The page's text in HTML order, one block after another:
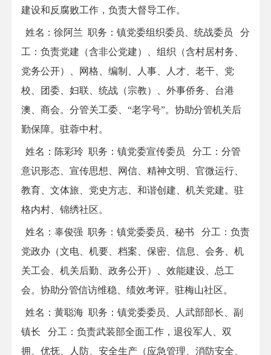
建设和反腐败工作，负责大督导工作。
姓名：徐阿兰职务：镇党委组织委员、统战委员 分
工： 负责党建（含非公党建）、组织（含村居村务、
党务公开）、网格、编制、人事、人才、老干、党
校、团委、妇联、统战（宗教）、外事侨务、台港
澳、商会。分管关工委、 “老字号”。 协助分管机关后
勤保障。驻蓉中村。
姓名： 陈彩玲 职务：镇党委宣传委员 分工：分管
意识形态、宣传思想、网信、精神文明、官微运行、
教育、文体旅、党史方志、 和谐创建、 机关党建。 驻
格内村、锦绣社区。
姓名：辜俊强 职务： 镇党委委员、秘书 分工： 负责
党政办（文电、机要、档案、保密、信息、会务、机
关工会、机关后勤、政务公开）、效能建设、总工
会。 协助分管信访维稳、绩效考评。驻梅山社区。
姓名：黄聪海 职务：镇党委委员、 人武部部长、副
镇长 分工： 负责武装部全面工作，退役军人、双
拥、优抚、人防、安全生产（应急管理、消防安全、